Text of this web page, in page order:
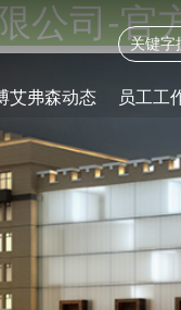
公司-官
艾弗森动态 员工工